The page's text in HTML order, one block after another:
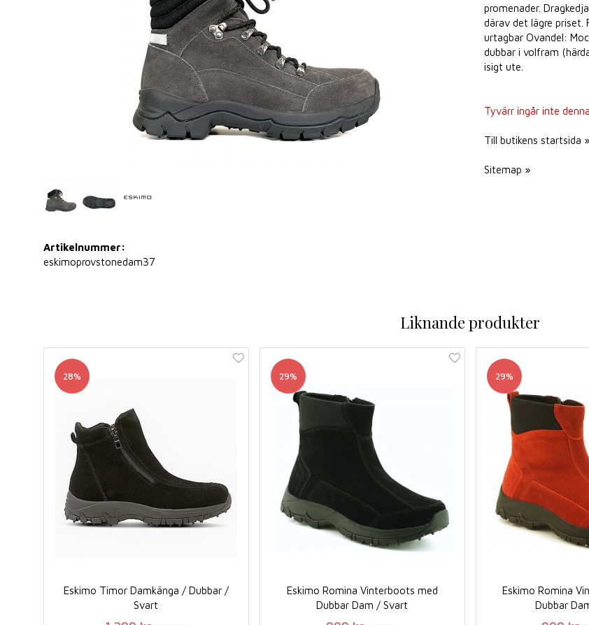
promenader.
därav det lägre priset.
urtagbar Ovandel:
dubbar i volfram
isigt ute.
Tyvärr ingår inte
Till butikens startsida »
Sitemap »
Artikelnummer:
eskimoprovstonedam37
Liknande produkter
28%
Eskimo Timor Damkänga / Dubbar /
Svart
29%
Eskimo Romina Vinterboots med
Dubbar Dam / Svart
29%
Eskimo Romina
Dubbar